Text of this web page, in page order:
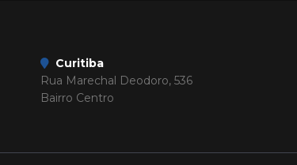
Curitiba
Rua Marechal Deodoro, 536
Bairro Centro